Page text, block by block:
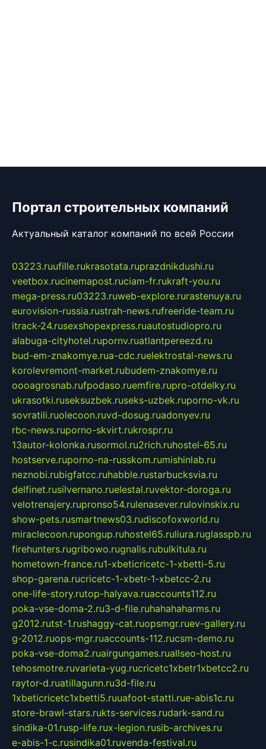
Портал строительных компаний
Актуальный каталог компаний по всей России
03223.ruufille.rukrasotata.ruprazdnikdushi.ru
veetbox.rucinemapost.ruciam-fr.rukraft-you.ru
mega-press.ru03223.ruweb-explore.rurastenuya.ru
eurovision-russia.rustrah-news.rufreeride-team.ru
itrack-24.rusexshopexpress.ruautostudiopro.ru
alabuga-cityhotel.rupornv.ruatlantpereezd.ru
bud-em-znakomye.rua-cdc.ruelektrostal-news.ru
korolevremont-market.rubudem-znakomye.ru
oooagrosnab.rufpodaso.ruemfire.rupro-otdelky.ru
ukrasotki.ruseksuzbek.ruseks-uzbek.ruporno-vk.ru
sovratili.ruolecoon.ruvd-dosug.ruadonyev.ru
rbc-news.ruporno-skvirt.rukrospr.ru
13autor-kolonka.rusormol.ru2rich.ruhostel-65.ru
hostserve.ruporno-na-russkom.rumishinlab.ru
neznobi.rubigfatcc.ruhabble.rustarbucksvia.ru
delfinet.rusilvernano.ruelestal.ruvektor-doroga.ru
velotrenajery.rupronso54.rulenasever.rulovinskix.ru
show-pets.rusmartnews03.rudiscofoxworld.ru
miraclecoon.rupongup.ruhostel65.ruliura.ruglasspb.ru
firehunters.rugribowo.rugnalis.rubulkitula.ru
hometown-france.ru1-xbeticricetc-1-xbetti-5.ru
shop-garena.rucricetc-1-xbetr-1-xbetcc-2.ru
one-life-story.rutop-halyava.ruaccounts112.ru
poka-vse-doma-2.ru3-d-file.ruhahahaharms.ru
g2012.rutst-1.rushaggy-cat.ruopsmgr.ruev-gallery.ru
g-2012.ruops-mgr.ruaccounts-112.rucsm-demo.ru
poka-vse-doma2.ruairgungames.ruallseo-host.ru
tehosmotre.ruvarieta-yug.rucricetc1xbetr1xbetcc2.ru
raytor-d.ruatillagunn.ru3d-file.ru
1xbeticricetc1xbetti5.ruuafoot-statti.rue-abis1c.ru
store-brawl-stars.rukts-services.rudark-sand.ru
sindika-01.rusp-life.rux-legion.rusib-archives.ru
e-abis-1-c.rusindika01.ruvenda-festival.ru